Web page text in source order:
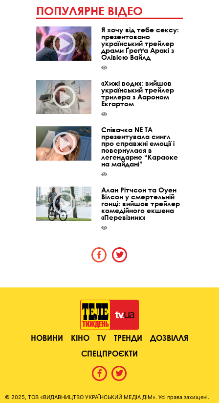
ПОПУЛЯРНЕ ВІДЕО
Я хочу від тебе сексу:
презентовано
український трейлер
драми Ґреґґа Аракі з
Олівією Вайлд
«Хижі води»: вийшов
український трейлер
трилера з Аароном
Екгартом
Співачка NE TA
презентувала сингл
про справжні емоції і
повернулася в
легендарне “Караоке
на майдані”
Алан Рітчсон та Оуен
Вілсон у смертельній
гонці: вийшов трейлер
комедійного екшена
«Перевізник»
НОВИНИ КІНО TV ТРЕНДИ
ДОЗВІЛЛЯ
СПЕЦПРОЄКТИ
© 2025, ТОВ «ВИДАВНИЦТВО УКРАЇНСЬКИЙ МЕДІА ДІМ». Усі права захищені.